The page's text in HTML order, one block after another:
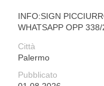
INFO:SIGN
WHATSAPP OPP
Città
Palermo
Pubblicato